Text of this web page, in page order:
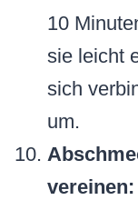
10
sie leicht
sich
um.
vereinen: